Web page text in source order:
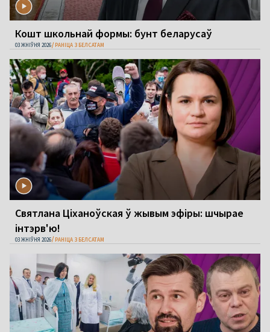
Кошт школьнай формы: бунт беларусаў
03 ЖНІЎНЯ 2026 РАНІЦА З БЕЛСАТАМ
Святлана Ціханоўская ў жывым эфіры: шчырае
інтэрв'ю!
03 ЖНІЎНЯ 2026 РАНІЦА З БЕЛСАТАМ